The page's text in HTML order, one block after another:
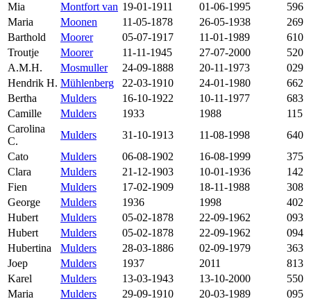
Mia
Montfort van 19-01-1911 01-06-1995
596
Maria
Moonen 11-05-1878 26-05-1938
269
Barthold
Moorer 05-07-1917 11-01-1989
610
Troutje
Moorer 11-11-1945 27-07-2000
520
A.M.H.
Mosmuller 24-09-1888 20-11-1973
029
Hendrik H. Mühlenberg 22-03-1910 24-01-1980
662
Bertha
Mulders 16-10-1922 10-11-1977
683
Camille
Mulders 1933 1988
115
Carolina
C.
Mulders 31-10-1913 11-08-1998
640
Cato
Mulders 06-08-1902 16-08-1999
375
Clara
Mulders 21-12-1903 10-01-1936
142
Fien
Mulders 17-02-1909 18-11-1988
308
George
Mulders 1936 1998
402
Hubert
Mulders 05-02-1878 22-09-1962
093
Hubert
Mulders 05-02-1878 22-09-1962
094
Hubertina
Mulders 28-03-1886 02-09-1979
363
Joep
Mulders 1937 2011
813
Karel
Mulders 13-03-1943 13-10-2000
550
Maria
Mulders 29-09-1910 20-03-1989
095